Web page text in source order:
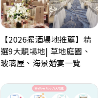
【2026擺酒場地推薦】精
選9大靚場地| 草地庭園、
玻璃屋、海景婚宴一覽